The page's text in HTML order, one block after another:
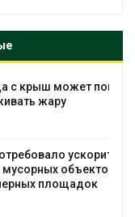
может помочь
ускорить
объектов и
площадок